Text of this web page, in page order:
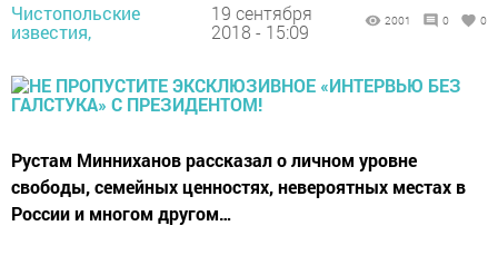
Чистопольские
известия,
19 сентября
2018 - 15:09
2001 0 0
Рустам Минниханов рассказал о личном уровне
свободы, семейных ценностях, невероятных местах в
России и многом другом…